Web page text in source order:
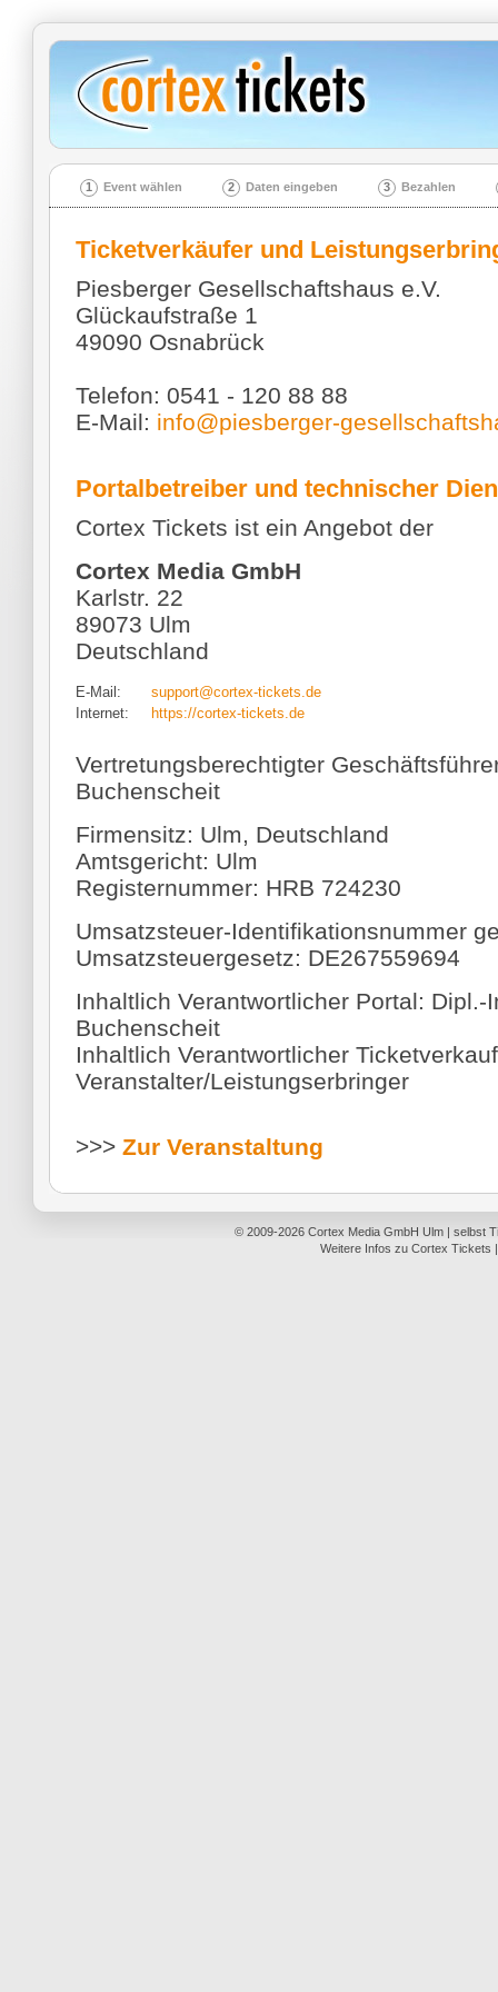
1 Event wählen 2 Daten eingeben 3 Bezahlen
Ticketverkäufer und
Piesberger Gesellschaftshaus e.V.
Glückaufstraße 1
49090 Osnabrück
Telefon: 0541 - 120 88 88
E-Mail: info@piesberger-
Portalbetreiber und technischer
Cortex Tickets ist ein Angebot der
Cortex Media GmbH
Karlstr. 22
89073 Ulm
Deutschland
E-Mail:
support@cortex-tickets.de
Internet:
https://cortex-tickets.de
Vertretungsberechtigter
Buchenscheit
Firmensitz: Ulm, Deutschland
Amtsgericht: Ulm
Registernummer: HRB 724230
Umsatzsteuer-Identifikationsnummer
Umsatzsteuergesetz: DE267559694
Inhaltlich Verantwortlicher Portal: Dipl.-
Buchenscheit
Inhaltlich Verantwortlicher
Veranstalter/Leistungserbringer
>>> Zur Veranstaltung
© 2009-2026 Cortex Media GmbH Ulm | selbst
Weitere Infos zu Cortex Tickets